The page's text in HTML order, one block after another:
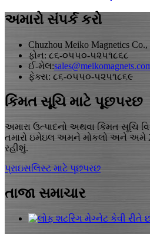
અમારો સંપર્ક કરો
Chuzhou Meiko Magnetics Co.,
ફોન: ૮૬-૦૫૫૦-૫૨૫૧૮૬૮
ઈ-મેલ:
ફેક્સ: ૮૬-૦૫૫૦-૫૨૫૧૮૬૯
કિંમત સૂચિ માટે પૂછપરછ
અમારા ઉત્પાદનો અથવા કિંમત સૂચિ
તમારો ઇમેઇલ અમને મોકલો અને અમે
રહીશું.
પ્રાઇસલિસ્ટ માટે પૂછપરછ
તાજા સમાચાર